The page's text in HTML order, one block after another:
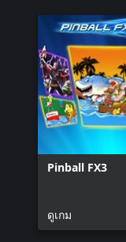
Pinball FX3
ดูเกม